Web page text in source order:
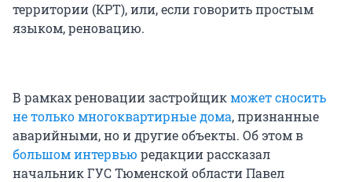
территории (КРТ), или, если говорить простым
языком, реновацию.
В рамках реновации застройщикможет сносить
не только многоквартирные дома, признанные
аварийными, но и другие объекты. Об этом в
большом интервью редакции рассказал
начальник ГУС Тюменской области Павел